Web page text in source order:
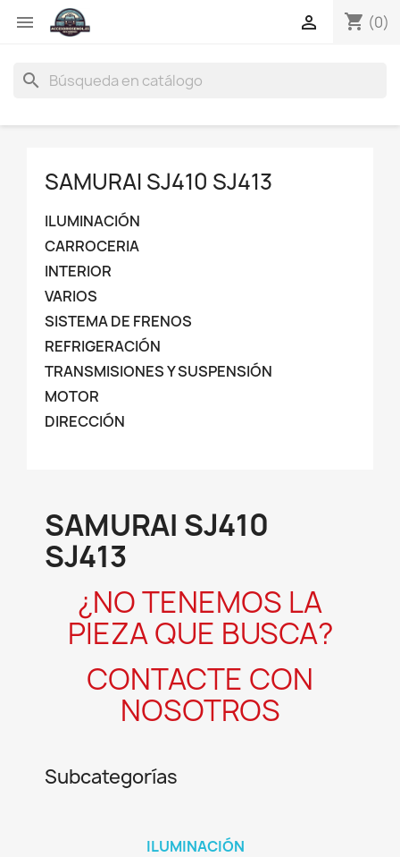
 shopping_cart (0)

search
SAMURAI SJ410 SJ413
ILUMINACIÓN
CARROCERIA
INTERIOR
VARIOS
SISTEMA DE FRENOS
REFRIGERACIÓN
TRANSMISIONES Y SUSPENSIÓN
MOTOR
DIRECCIÓN
SAMURAI SJ410
SJ413
¿NO TENEMOS LA
PIEZA QUE BUSCA?
CONTACTE CON
NOSOTROS
Subcategorías
ILUMINACIÓN